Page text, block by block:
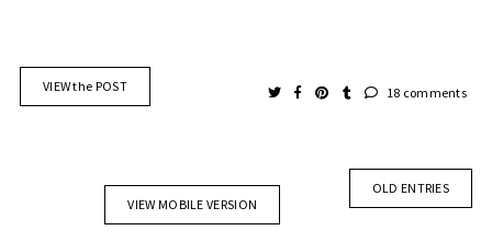
VIEW the POST 18 comments
OLD ENTRIES
VIEW MOBILE VERSION